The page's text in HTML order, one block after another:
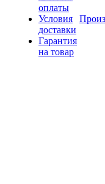
оплаты
Условия
доставки
Гарантия
на товар